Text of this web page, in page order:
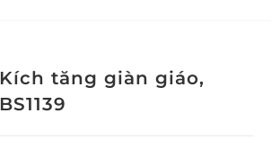
Kích tăng giàn giáo,
BS1139